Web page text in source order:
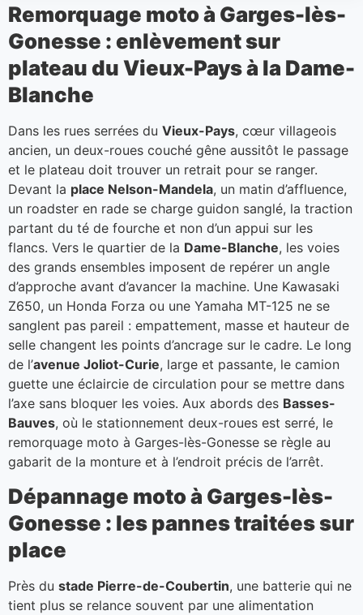
Remorquage moto à Garges-lès-
Gonesse : enlèvement sur
plateau du Vieux-Pays à la Dame-
Blanche
Dans les rues serrées du Vieux-Pays, cœur villageois
ancien, un deux-roues couché gêne aussitôt le passage
et le plateau doit trouver un retrait pour se ranger.
Devant la place Nelson-Mandela, un matin d’affluence,
un roadster en rade se charge guidon sanglé, la traction
partant du té de fourche et non d’un appui sur les
flancs. Vers le quartier de la Dame-Blanche, les voies
des grands ensembles imposent de repérer un angle
d’approche avant d’avancer la machine. Une Kawasaki
Z650, un Honda Forza ou une Yamaha MT-125 ne se
sanglent pas pareil : empattement, masse et hauteur de
selle changent les points d’ancrage sur le cadre. Le long
de l’avenue Joliot-Curie, large et passante, le camion
guette une éclaircie de circulation pour se mettre dans
l’axe sans bloquer les voies. Aux abords des Basses-
Bauves, où le stationnement deux-roues est serré, le
remorquage moto à Garges-lès-Gonesse se règle au
gabarit de la monture et à l’endroit précis de l’arrêt.
Dépannage moto à Garges-lès-
Gonesse : les pannes traitées sur
place
Près du stade Pierre-de-Coubertin, une batterie qui ne
tient plus se relance souvent par une alimentation